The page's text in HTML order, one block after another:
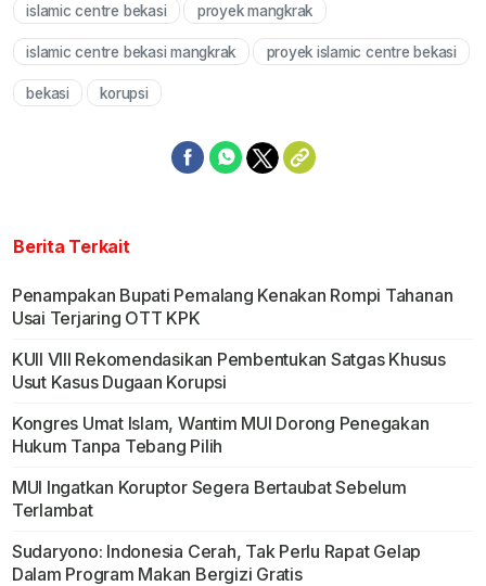
islamic centre bekasi proyek mangkrak
islamic centre bekasi mangkrak proyek islamic centre bekasi
bekasi korupsi
Berita Terkait
Penampakan Bupati Pemalang Kenakan Rompi Tahanan
Usai Terjaring OTT KPK
KUII VIII Rekomendasikan Pembentukan Satgas Khusus
Usut Kasus Dugaan Korupsi
Kongres Umat Islam, Wantim MUI Dorong Penegakan
Hukum Tanpa Tebang Pilih
MUI Ingatkan Koruptor Segera Bertaubat Sebelum
Terlambat
Sudaryono: Indonesia Cerah, Tak Perlu Rapat Gelap
Dalam Program Makan Bergizi Gratis